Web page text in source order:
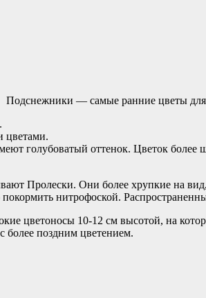
Подснежники — самые ранние цветы для
цветами.
голубоватый оттенок. Цветок
Пролески. Они более хрупкие на
нитрофоской.
цветоносы 10-12 см высотой, на
более поздним цветением.